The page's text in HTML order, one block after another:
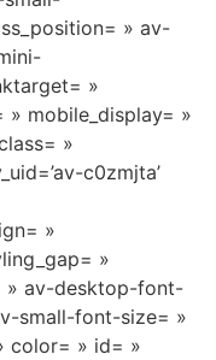
» av-
»
mobile_display= »
»
c0zmjta’
»
»
» av-desktop-font-
small-font-size= »
color= » id= »